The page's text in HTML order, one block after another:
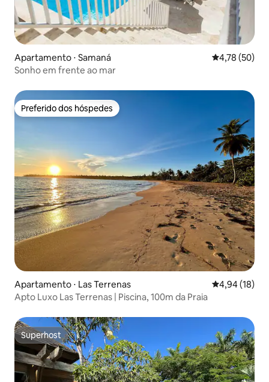
Apartamento ⋅ Samaná 4,78 de uma
4,78 (50)
Sonho em frente ao mar
Preferido dos hóspedes
Preferido dos hóspedes
Apartamento ⋅ Las Terrenas 4,94 de uma
4,94 (18)
Apto Luxo Las Terrenas | Piscina, 100m da Praia
Superhost
Superhost